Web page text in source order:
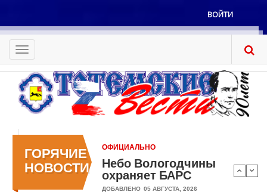
основному
содержанию
Меню
учётной
записи
пользователя
ВОЙТИ
Toggle
navigation
ГОРЯЧИЕ
НОВОСТИ
ОФИЦИАЛЬНО
Небо Вологодчины
охраняет БАРС
ДОБАВЛЕНО 05 АВГУСТА, 2026